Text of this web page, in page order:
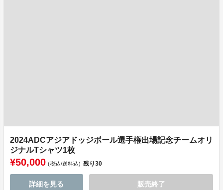
2024ADCアジアドッジボール選手権出場記念チームオリ
ジナルTシャツ1枚
¥50,000 (税込/送料込) 残り30
詳細を見る 販売終了